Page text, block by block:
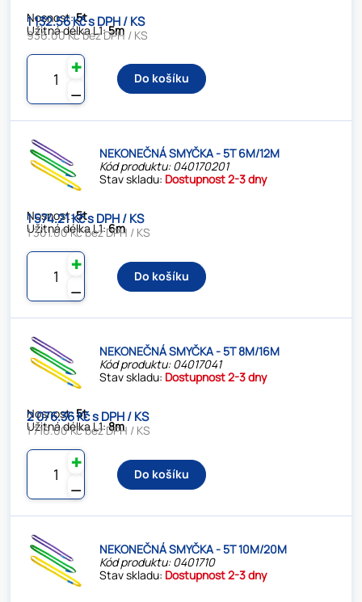
Nosnost:5t
Užitná délka L1:5m
1 132.56 Kč s DPH / KS
936.00 Kč bez DPH / KS
⚊
✚
Do košíku
NEKONEČNÁ SMYČKA - 5T 6M/12M
Kód produktu: 040170201
Stav skladu: Dostupnost 2-3 dny
Nosnost:5t
Užitná délka L1:6m
1 574.21 Kč s DPH / KS
1 301.00 Kč bez DPH / KS
⚊
✚
Do košíku
NEKONEČNÁ SMYČKA - 5T 8M/16M
Kód produktu: 04017041
Stav skladu: Dostupnost 2-3 dny
Nosnost:5t
Užitná délka L1:8m
2 076.36 Kč s DPH / KS
1 716.00 Kč bez DPH / KS
⚊
✚
Do košíku
NEKONEČNÁ SMYČKA - 5T 10M/20M
Kód produktu: 0401710
Stav skladu: Dostupnost 2-3 dny